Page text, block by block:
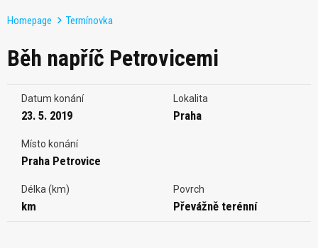
Homepage Termínovka
Běh napříč Petrovicemi
Datum konání
23. 5. 2019
Lokalita
Praha
Místo konání
Praha Petrovice
Délka (km)
km
Povrch
Převážně terénní